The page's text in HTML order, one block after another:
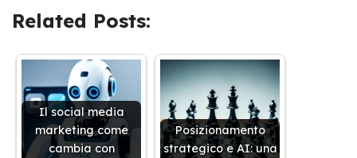
Related Posts:
Il social media
marketing come
cambia con
Posizionamento
strategico e AI: una